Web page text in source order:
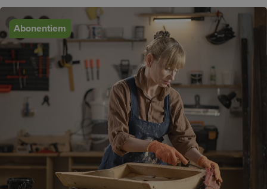
Abonentiem